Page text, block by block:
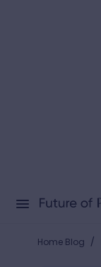
Home Blog /